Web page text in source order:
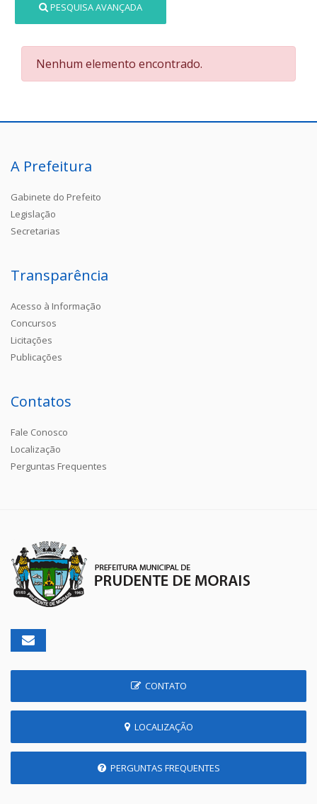
PESQUISA AVANÇADA
Nenhum elemento encontrado.
A Prefeitura
Gabinete do Prefeito
Legislação
Secretarias
Transparência
Acesso à Informação
Concursos
Licitações
Publicações
Contatos
Fale Conosco
Localização
Perguntas Frequentes
CONTATO
LOCALIZAÇÃO
PERGUNTAS FREQUENTES